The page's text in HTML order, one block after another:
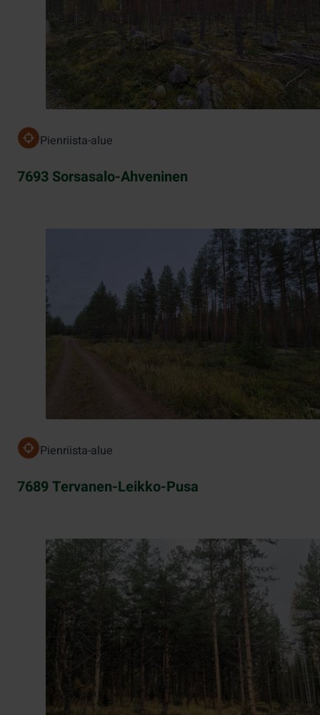
Pienriista-alue
7693 Sorsasalo-Ahveninen
Pienriista-alue
7689 Tervanen-Leikko-Pusa